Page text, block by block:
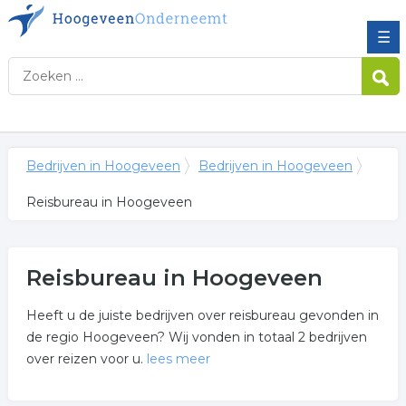
☰
Bedrijven in Hoogeveen Bedrijven in Hoogeveen
Reisbureau in Hoogeveen
Reisbureau in Hoogeveen
Heeft u de juiste bedrijven over reisbureau gevonden in
de regio Hoogeveen? Wij vonden in totaal 2 bedrijven
over reizen voor u. lees meer